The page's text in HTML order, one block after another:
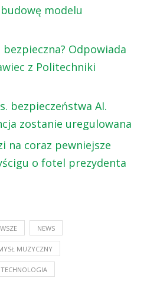
modelu
Odpowiada
z Politechniki
bezpieczeństwa AI.
zostanie uregulowana
na coraz pewniejsze
o fotel prezydenta
NEWS
MUZYCZNY
TECHNOLOGIA